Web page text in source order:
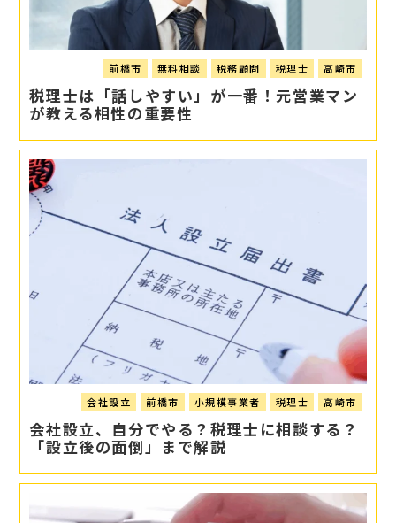
前橋市 無料相談 税務顧問 税理士 高崎市
税理士は「話しやすい」が一番！元営業マン
が教える相性の重要性
会社設立 前橋市 小規模事業者 税理士 高崎市
会社設立、自分でやる？税理士に相談する？
「設立後の面倒」まで解説